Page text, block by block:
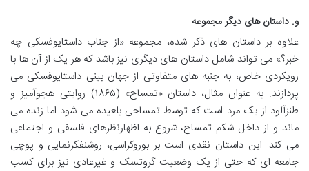
و. داستان های دیگر مجموعه
علاوه بر داستان های ذکر شده، مجموعه «از جناب داستایوفسکی چه
خبر؟» می تواند شامل داستان های دیگری نیز باشد که هر یک از آن ها با
رویکردی خاص، به جنبه های متفاوتی از جهان بینی داستایوفسکی می
پردازند. به عنوان مثال، داستان «تمساح» (۱۸۶۵) روایتی هجوآمیز و
طنزآلود از یک مرد است که توسط تمساحی بلعیده می شود اما زنده می
ماند و از داخل شکم تمساح، شروع به اظهارنظرهای فلسفی و اجتماعی
می کند. این داستان نقدی است بر بوروکراسی، روشنفکرنمایی و پوچی
جامعه ای که حتی از یک وضعیت گروتسک و غیرعادی نیز برای کسب